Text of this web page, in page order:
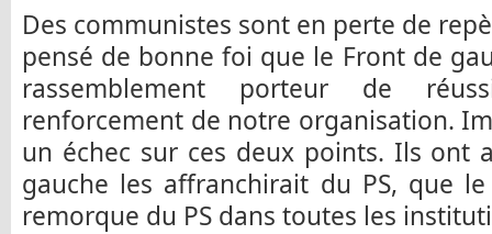
Des communistes sont en perte de
pensé de bonne foi que le Front de
rassemblement porteur de
renforcement de notre organisation.
un échec sur ces deux points. Ils ont
gauche les affranchirait du PS, que le
remorque du PS dans toutes les